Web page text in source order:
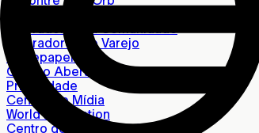
Operadores de Varejo
Whitepaper
Código Aberto
Privacidade
Central de Mídia
World Foundation
Centro de Aprendizado